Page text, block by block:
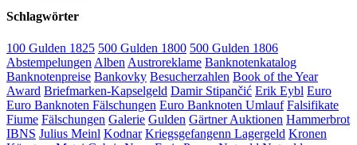
Schlagwörter
100 Gulden 1825 500 Gulden 1800 500 Gulden 1806
Abstempelungen Alben Austroreklame Banknotenkatalog
Banknotenpreise Bankovky Besucherzahlen Book of the Year
Award Briefmarken-Kapselgeld Damir Stipančić Erik Eybl Euro
Euro Banknoten Fälschungen Euro Banknoten Umlauf Falsifikate
Fiume Fälschungen Galerie Gulden Gärtner Auktionen Hammerbrot
IBNS Julius Meinl Kodnar Kriegsgefangenn Lagergeld Kronen